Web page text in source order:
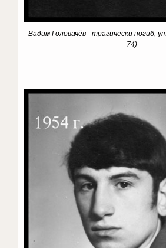
Вадим Головачёв - трагически погиб,
74)